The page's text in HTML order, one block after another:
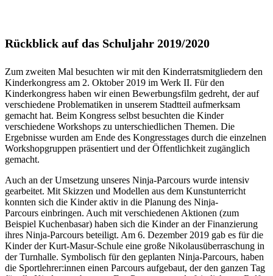
Rückblick auf das Schuljahr 2019/2020
Zum zweiten Mal besuchten wir mit den Kinderratsmitgliedern den
Kinderkongress am 2. Oktober 2019 im Werk II. Für den
Kinderkongress haben wir einen Bewerbungsfilm gedreht, der auf
verschiedene Problematiken in unserem Stadtteil aufmerksam
gemacht hat. Beim Kongress selbst besuchten die Kinder
verschiedene Workshops zu unterschiedlichen Themen. Die
Ergebnisse wurden am Ende des Kongresstages durch die einzelnen
Workshopgruppen präsentiert und der Öffentlichkeit zugänglich
gemacht.
Auch an der Umsetzung unseres Ninja-Parcours wurde intensiv
gearbeitet. Mit Skizzen und Modellen aus dem Kunstunterricht
konnten sich die Kinder aktiv in die Planung des Ninja-
Parcours einbringen. Auch mit verschiedenen Aktionen (zum
Beispiel Kuchenbasar) haben sich die Kinder an der Finanzierung
ihres Ninja-Parcours beteiligt. Am 6. Dezember 2019 gab es für die
Kinder der Kurt-Masur-Schule eine große Nikolausüberraschung in
der Turnhalle. Symbolisch für den geplanten Ninja-Parcours, haben
die Sportlehrer:innen einen Parcours aufgebaut, der den ganzen Tag